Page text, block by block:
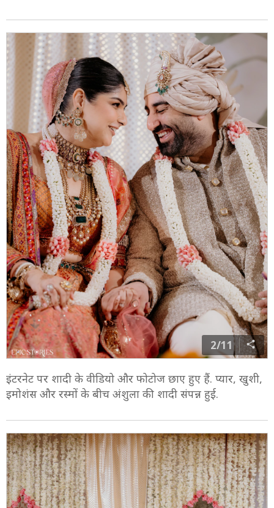
2/11
इंटरनेट पर शादी के वीडियो और फोटोज छाए हुए हैं. प्यार, खुशी,
इमोशंस और रस्मों के बीच अंशुला की शादी संपन्न हुई.